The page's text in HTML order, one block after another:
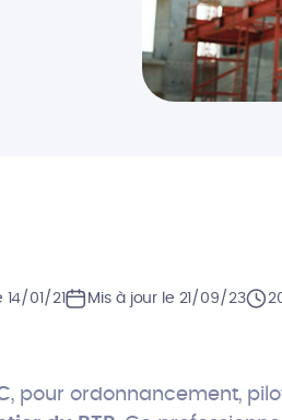
14/01/21 Mis à jour le 21/09/23
, pour ordonnancement,